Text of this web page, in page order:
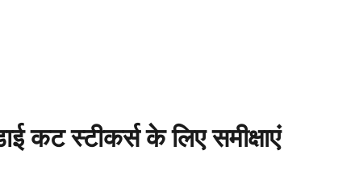
कट स्टीकर्स के लिए समीक्षाएं